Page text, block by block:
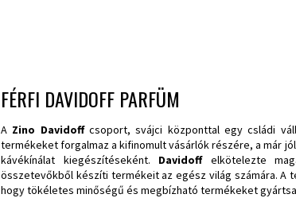
FÉRFI DAVIDOFF PARFÜM
A Zino Davidoffcsoport, svájci központtal egy csládi
termékeket forgalmaz a kifinomult vásárlók részére, a már
kávékínálat kiegészítéseként. Davidoff elkötelezte
összetevőkből készíti termékeit az egész világ számára.
hogy tökéletes minőségű és megbízható termékeket